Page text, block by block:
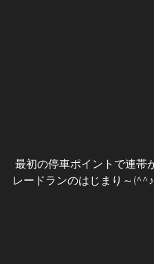
レードランのはじまり～(^^♪